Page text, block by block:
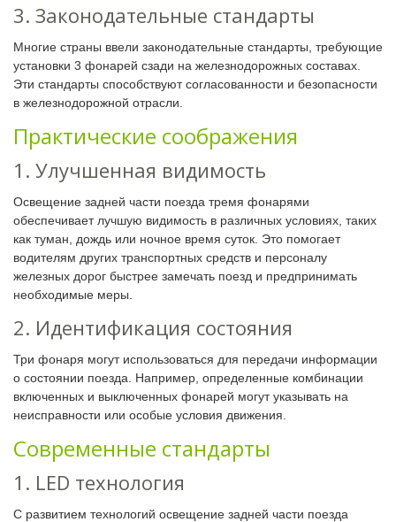
3. Законодательные стандарты
Многие страны ввели законодательные стандарты, требующие
установки 3 фонарей сзади на железнодорожных составах.
Эти стандарты способствуют согласованности и безопасности
в железнодорожной отрасли.
Практические соображения
1. Улучшенная видимость
Освещение задней части поезда тремя фонарями
обеспечивает лучшую видимость в различных условиях, таких
как туман, дождь или ночное время суток. Это помогает
водителям других транспортных средств и персоналу
железных дорог быстрее замечать поезд и предпринимать
необходимые меры.
2. Идентификация состояния
Три фонаря могут использоваться для передачи информации
о состоянии поезда. Например, определенные комбинации
включенных и выключенных фонарей могут указывать на
неисправности или особые условия движения.
Современные стандарты
1. LED технология
С развитием технологий освещение задней части поезда